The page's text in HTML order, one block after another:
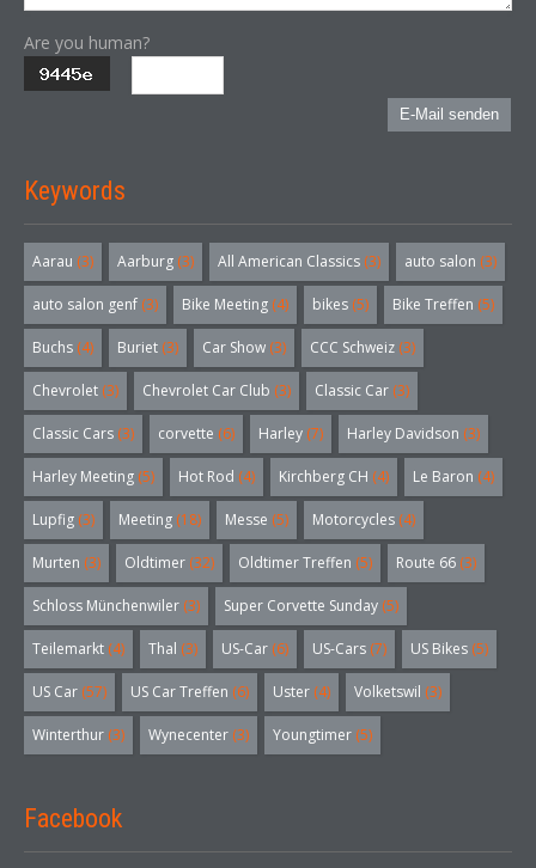
Are you human?
E-Mail senden
Keywords
Aarau (3) Aarburg (3) All American Classics (3) auto salon (3)
auto salon genf (3) Bike Meeting (4) bikes (5) Bike Treffen (5)
Buchs (4) Buriet (3) Car Show (3) CCC Schweiz (3)
Chevrolet (3) Chevrolet Car Club (3) Classic Car (3)
Classic Cars (3) corvette (6) Harley (7) Harley Davidson (3)
Harley Meeting (5) Hot Rod (4) Kirchberg CH (4) Le Baron (4)
Lupfig (3) Meeting (18) Messe (5) Motorcycles (4)
Murten (3) Oldtimer (32) Oldtimer Treffen (5) Route 66 (3)
Schloss Münchenwiler (3) Super Corvette Sunday (5)
Teilemarkt (4) Thal (3) US-Car (6) US-Cars (7) US Bikes (5)
US Car (57) US Car Treffen (6) Uster (4) Volketswil (3)
Winterthur (3) Wynecenter (3) Youngtimer (5)
Facebook